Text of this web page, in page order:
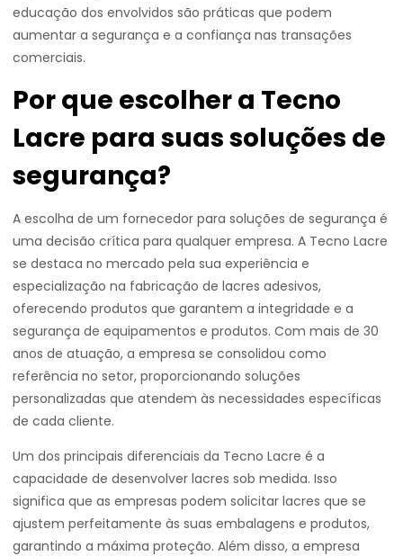
educação dos envolvidos são práticas que podem
aumentar a segurança e a confiança nas transações
comerciais.
Por que escolher a Tecno
Lacre para suas soluções de
segurança?
A escolha de um fornecedor para soluções de segurança é
uma decisão crítica para qualquer empresa. A Tecno Lacre
se destaca no mercado pela sua experiência e
especialização na fabricação de lacres adesivos,
oferecendo produtos que garantem a integridade e a
segurança de equipamentos e produtos. Com mais de 30
anos de atuação, a empresa se consolidou como
referência no setor, proporcionando soluções
personalizadas que atendem às necessidades específicas
de cada cliente.
Um dos principais diferenciais da Tecno Lacre é a
capacidade de desenvolver lacres sob medida. Isso
significa que as empresas podem solicitar lacres que se
ajustem perfeitamente às suas embalagens e produtos,
garantindo a máxima proteção. Além disso, a empresa